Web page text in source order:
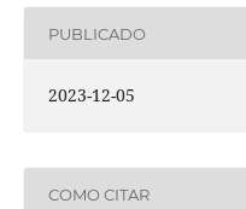
PUBLICADO
2023-12-05
COMO CITAR